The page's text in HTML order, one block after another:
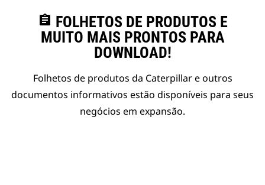
assignment FOLHETOS DE PRODUTOS E
MUITO MAIS PRONTOS PARA
DOWNLOAD!
Folhetos de produtos da Caterpillar e outros
documentos informativos estão disponíveis para seus
negócios em expansão.